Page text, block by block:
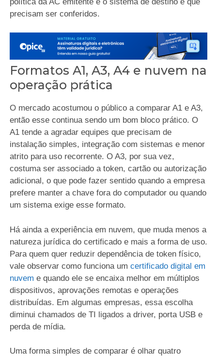
precisam ser conferidos.
Formatos A1, A3, A4 e nuvem na
operação prática
O mercado acostumou o público a comparar A1 e A3,
então esse continua sendo um bom bloco prático. O
A1 tende a agradar equipes que precisam de
instalação simples, integração com sistemas e menor
atrito para uso recorrente. O A3, por sua vez,
costuma ser associado a token, cartão ou autorização
adicional, o que pode fazer sentido quando a empresa
prefere manter a chave fora do computador ou quando
um sistema exige esse formato.
Há ainda a experiência em nuvem, que muda menos a
natureza jurídica do certificado e mais a forma de uso.
Para quem quer reduzir dependência de token físico,
vale observar como funciona um certificado digital em
nuvem e quando ele se encaixa melhor em múltiplos
dispositivos, aprovações remotas e operações
distribuídas. Em algumas empresas, essa escolha
diminui chamados de TI ligados a driver, porta USB e
perda de mídia.
Uma forma simples de comparar é olhar quatro